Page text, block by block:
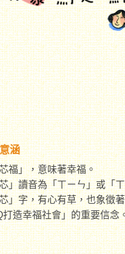
涵
福」，意味著幸福。
」讀音為「ㄒㄧㄣ」或「
」字，有心有草，也象徵
打造幸福社會」的重要信念